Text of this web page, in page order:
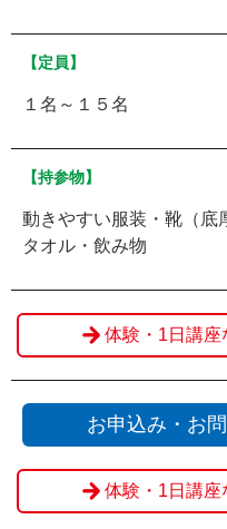
【定員】
１名～１５名
【持参物】
動きやすい服装・靴（底
タオル・飲み物
体験・1日講座
お申込み・お
体験・1日講座